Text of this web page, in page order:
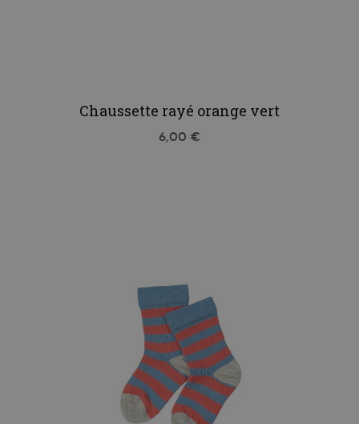
Chaussette rayé orange vert
6,00 €